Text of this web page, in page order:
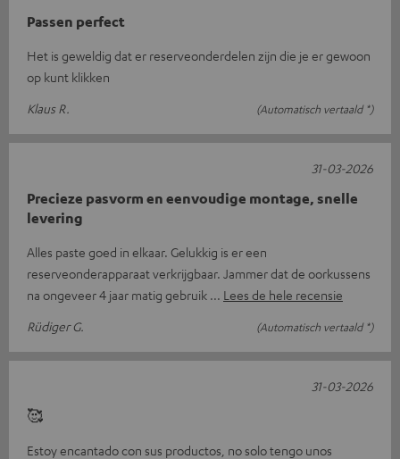
Passen perfect
Het is geweldig dat er reserveonderdelen zijn die je er gewoon
op kunt klikken
Klaus R.
(Automatisch vertaald *)
Precieze pasvorm en eenvoudige montage, snelle
levering
Alles paste goed in elkaar. Gelukkig is er een
reserveonderapparaat verkrijgbaar. Jammer dat de oorkussens
na ongeveer 4 jaar matig gebruik
Lees de hele recensie
Rüdiger G.
(Automatisch vertaald *)
31-03-2026
🥰
Estoy encantado con sus productos, no solo tengo unos
31-03-2026